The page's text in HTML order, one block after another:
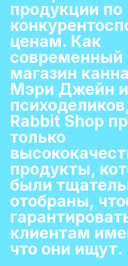
продукции по
ценам. Как
современный
магазин
Мэри Джейн и
Rabbit Shop
только
продукты,
были
отобраны,
клиентам
что они ищут.